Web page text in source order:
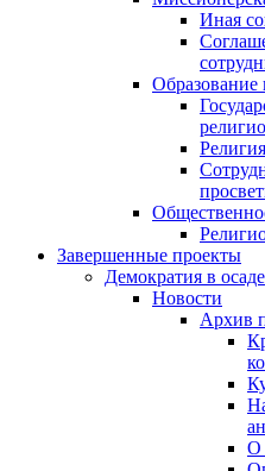
Иная
Образование
Завершенные проекты
Демократия в осаде
Новости
Архив
О